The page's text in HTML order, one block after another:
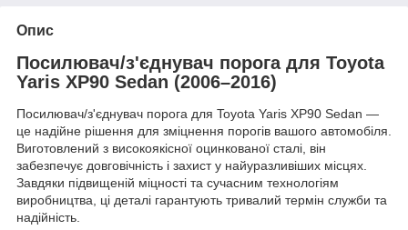
Опис
Посилювач/з'єднувач порога для Toyota
Yaris XP90 Sedan (2006–2016)
Посилювач/з'єднувач порога для Toyota Yaris XP90 Sedan —
це надійне рішення для зміцнення порогів вашого автомобіля.
Виготовлений з високоякісної оцинкованої сталі, він
забезпечує довговічність і захист у найуразливіших місцях.
Завдяки підвищеній міцності та сучасним технологіям
виробництва, ці деталі гарантують тривалий термін служби та
надійність.